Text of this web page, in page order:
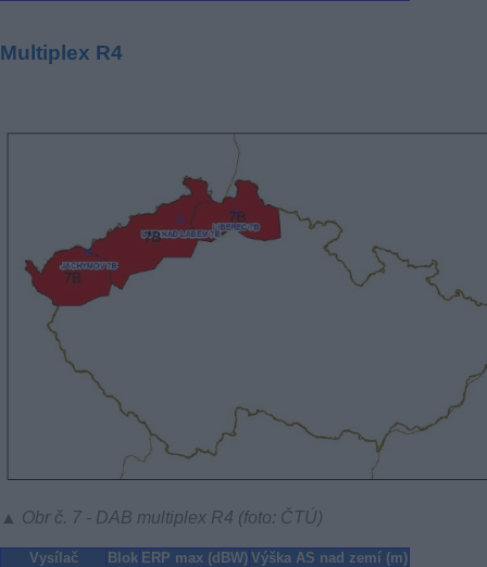
Multiplex R4
▲ Obr č. 7 - DAB multiplex R4 (foto: ČTÚ)
Vysílač Blok ERP max (dBW) Výška AS nad zemí (m)